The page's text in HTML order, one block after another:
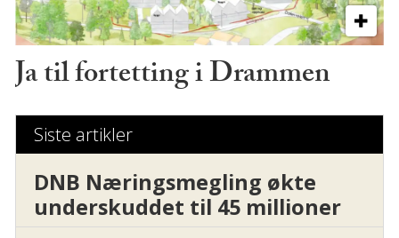
Ja til fortetting i Drammen
Siste artikler
DNB Næringsmegling økte
underskuddet til 45 millioner